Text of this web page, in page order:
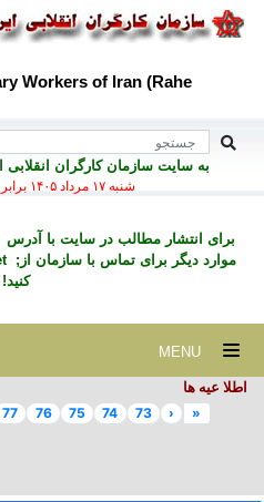
Workers of Iran (Rahe
به سايت سازمان کارگران
شنبه ۱۷ مرداد ۱۴۰۵ برابر با ۰۸ اگوست ۲۰۲۶
برای انتشار مطالب در سايت با
موارد ديگر برای تماس با سازمان از;
کنید!
اطلا عیه ها
«
‹
73
74
75
76
77